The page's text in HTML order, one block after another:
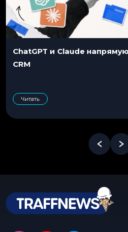
ChatGPT и Claude
CRM
Читать